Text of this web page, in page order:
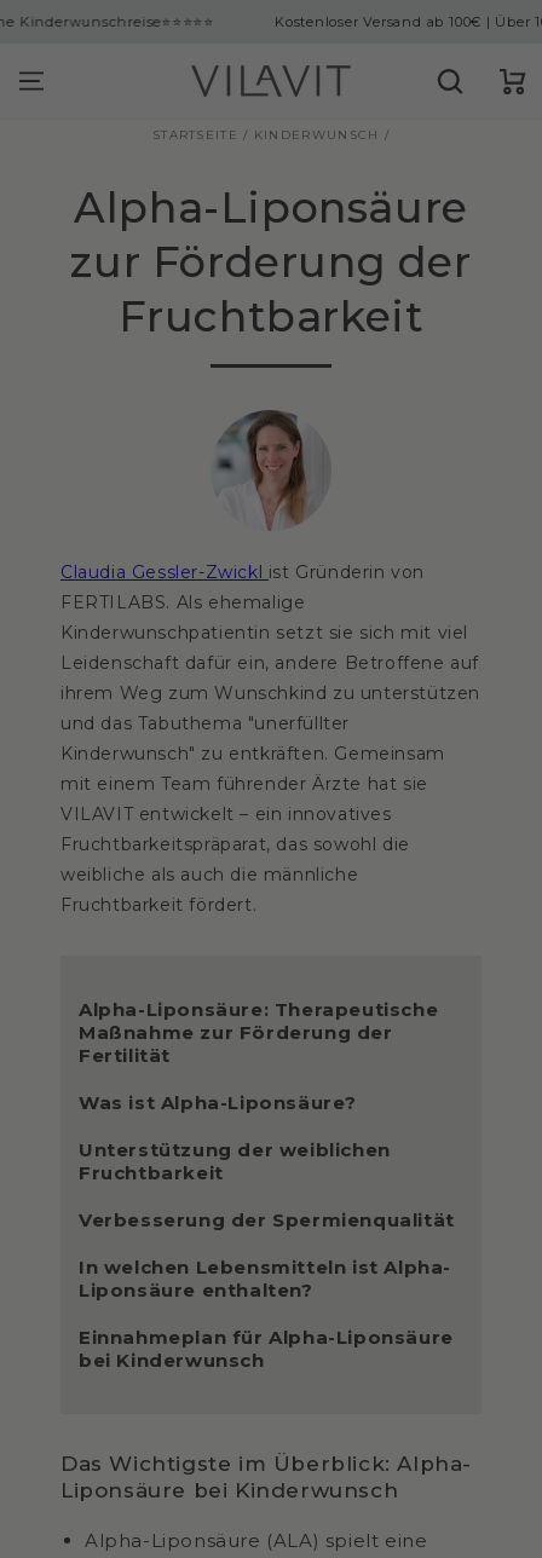
⭐⭐⭐⭐⭐ Kostenloser Versand ab 100€ | Über 10.000
STARTSEITE / KINDERWUNSCH /
Alpha-Liponsäure
zur Förderung der
Fruchtbarkeit
Claudia Gessler-Zwickl ist Gründerin von
FERTILABS. Als ehemalige
Kinderwunschpatientin setzt sie sich mit viel
Leidenschaft dafür ein, andere Betroffene auf
ihrem Weg zum Wunschkind zu unterstützen
und das Tabuthema "unerfüllter
Kinderwunsch" zu entkräften. Gemeinsam
mit einem Team führender Ärzte hat sie
VILAVIT entwickelt – ein innovatives
Fruchtbarkeitspräparat, das sowohl die
weibliche als auch die männliche
Fruchtbarkeit fördert.
Alpha-Liponsäure: Therapeutische
Maßnahme zur Förderung der
Fertilität
Was ist Alpha-Liponsäure?
Unterstützung der weiblichen
Fruchtbarkeit
Verbesserung der Spermienqualität
In welchen Lebensmitteln ist Alpha-
Liponsäure enthalten?
Einnahmeplan für Alpha-Liponsäure
bei Kinderwunsch
Das Wichtigste im Überblick: Alpha-
Liponsäure bei Kinderwunsch
Alpha-Liponsäure (ALA) spielt eine